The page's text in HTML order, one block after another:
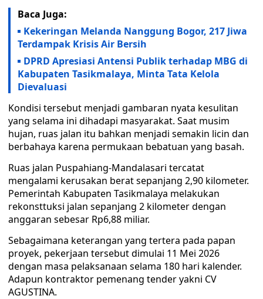
Baca Juga:
Kekeringan Melanda Nanggung Bogor, 217 Jiwa
Terdampak Krisis Air Bersih
DPRD Apresiasi Antensi Publik terhadap MBG di
Kabupaten Tasikmalaya, Minta Tata Kelola
Dievaluasi
Kondisi tersebut menjadi gambaran nyata kesulitan
yang selama ini dihadapi masyarakat. Saat musim
hujan, ruas jalan itu bahkan menjadi semakin licin dan
berbahaya karena permukaan bebatuan yang basah.
Ruas jalan Puspahiang-Mandalasari tercatat
mengalami kerusakan berat sepanjang 2,90 kilometer.
Pemerintah Kabupaten Tasikmalaya melakukan
rekonsttuksi jalan sepanjang 2 kilometer dengan
anggaran sebesar Rp6,88 miliar.
Sebagaimana keterangan yang tertera pada papan
proyek, pekerjaan tersebut dimulai 11 Mei 2026
dengan masa pelaksanaan selama 180 hari kalender.
Adapun kontraktor pemenang tender yakni CV
AGUSTINA.